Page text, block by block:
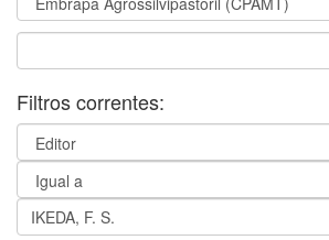
Filtros correntes: